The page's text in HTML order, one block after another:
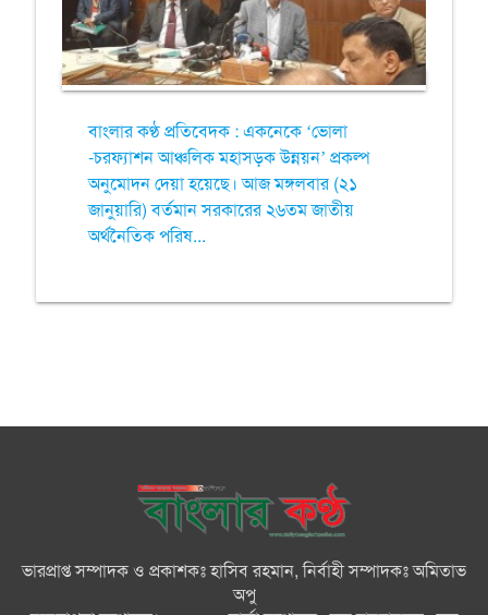
বাংলার কণ্ঠ প্রতিবেদক : একনেকে ‘ভোলা
-চরফ্যাশন আঞ্চলিক মহাসড়ক উন্নয়ন’ প্রকল্প
অনুমোদন দেয়া হয়েছে। আজ মঙ্গলবার (২১
জানুয়ারি) বর্তমান সরকারের ২৬তম জাতীয়
অর্থনৈতিক পরিষ...
ভারপ্রাপ্ত সম্পাদক ও প্রকাশকঃ হাসিব রহমান, নির্বাহী সম্পাদকঃ অমিতাভ
অপু